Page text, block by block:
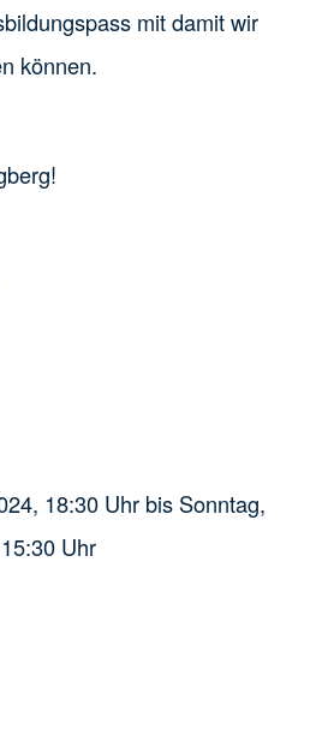
mit damit wir
können.
18:30 Uhr bis Sonntag,
Uhr